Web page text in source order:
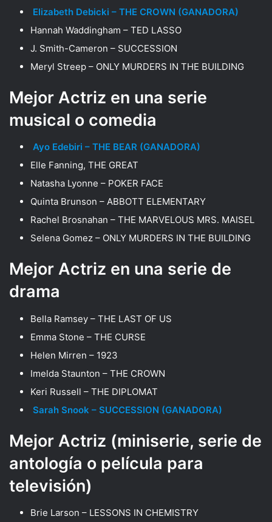
Elizabeth Debicki – THE CROWN (GANADORA)
Hannah Waddingham – TED LASSO
J. Smith-Cameron – SUCCESSION
Meryl Streep – ONLY MURDERS IN THE BUILDING
Mejor Actriz en una serie
musical o comedia
Ayo Edebiri – THE BEAR (GANADORA)
Elle Fanning, THE GREAT
Natasha Lyonne – POKER FACE
Quinta Brunson – ABBOTT ELEMENTARY
Rachel Brosnahan – THE MARVELOUS MRS. MAISEL
Selena Gomez – ONLY MURDERS IN THE BUILDING
Mejor Actriz en una serie de
drama
Bella Ramsey – THE LAST OF US
Emma Stone – THE CURSE
Helen Mirren – 1923
Imelda Staunton – THE CROWN
Keri Russell – THE DIPLOMAT
Sarah Snook – SUCCESSION (GANADORA)
Mejor Actriz (miniserie, serie de
antología o película para
televisión)
Brie Larson – LESSONS IN CHEMISTRY